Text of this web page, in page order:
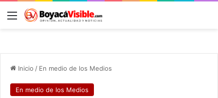
Menú
Inicio / En medio de los Medios
En medio de los Medios